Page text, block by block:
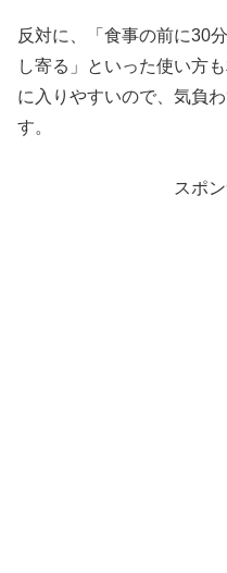
反対に、「食事の前に30
し寄る」といった使い方
に入りやすいので、気負
す。
スポ